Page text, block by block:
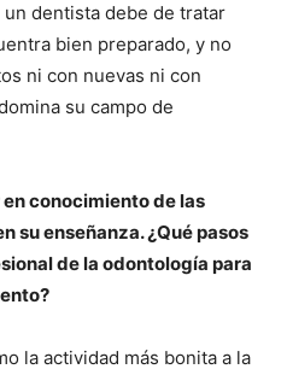
dentista debe de tratar
bien preparado, y no
ni con nuevas ni con
su campo de
conocimiento de las
su enseñanza. ¿Qué pasos
de la odontología para
la actividad más bonita a la